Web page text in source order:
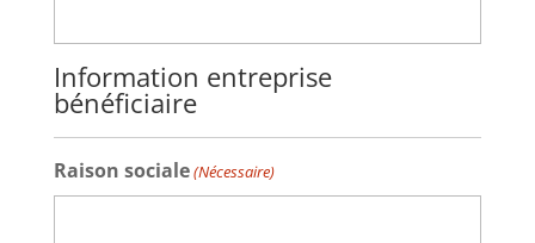
Information entreprise
bénéficiaire
Raison sociale(Nécessaire)